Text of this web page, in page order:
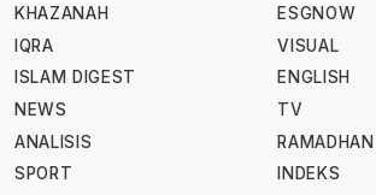
KHAZANAH
IQRA
ISLAM DIGEST
NEWS
ANALISIS
SPORT
ESGNOW
VISUAL
ENGLISH
TV
RAMADHAN
INDEKS